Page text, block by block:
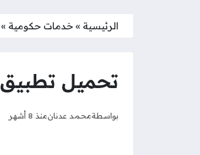
الرئيسية » خدمات حكومية »
تحميل تطبيق
بواسطةمحمد عدنانمنذ 8 أشهر